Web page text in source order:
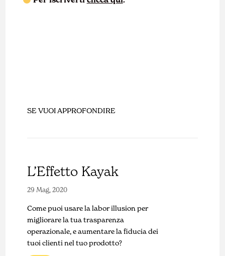
SE VUOI APPROFONDIRE
L’Effetto Kayak
29 Mag, 2020
Come puoi usare la labor illusion per
migliorare la tua trasparenza
operazionale, e aumentare la fiducia dei
tuoi clienti nel tuo prodotto?